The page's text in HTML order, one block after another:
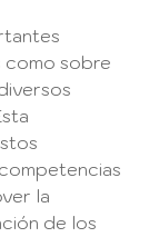
como sobre
la
de los